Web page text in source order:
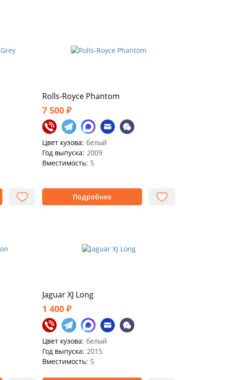
Rolls-Royce Phantom
7 500 ₽
Цвет кузова: белый
Год выпуска: 2009
Вместимость: 5
Подробнее
Jaguar XJ Long
1 400 ₽
Цвет кузова: белый
Год выпуска: 2015
Вместимость: 5